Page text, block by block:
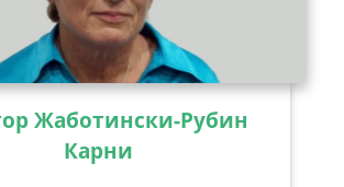
Жаботински-Рубин
Карни